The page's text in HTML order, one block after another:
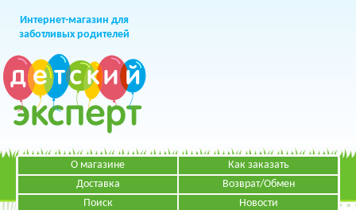
Интернет-магазин для
заботливых родителей
+7 (499)391-49-83Телефон в Москве
О магазине
Как заказать
Доставка
Возврат/Обмен
Поиск
Новости